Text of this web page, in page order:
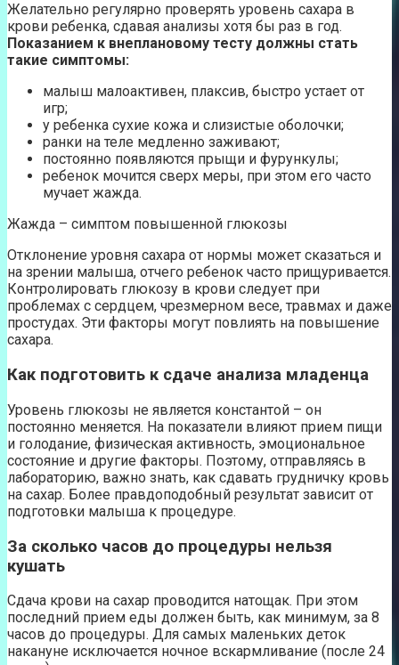
Желательно регулярно проверять уровень сахара в
крови ребенка, сдавая анализы хотя бы раз в год.
Показанием к внеплановому тесту должны стать
такие симптомы:
малыш малоактивен, плаксив, быстро устает от
игр;
у ребенка сухие кожа и слизистые оболочки;
ранки на теле медленно заживают;
постоянно появляются прыщи и фурункулы;
ребенок мочится сверх меры, при этом его часто
мучает жажда.
Жажда – симптом повышенной глюкозы
Отклонение уровня сахара от нормы может сказаться и
на зрении малыша, отчего ребенок часто прищуривается.
Контролировать глюкозу в крови следует при
проблемах с сердцем, чрезмерном весе, травмах и даже
простудах. Эти факторы могут повлиять на повышение
сахара.
Как подготовить к сдаче анализа младенца
Уровень глюкозы не является константой – он
постоянно меняется. На показатели влияют прием пищи
и голодание, физическая активность, эмоциональное
состояние и другие факторы. Поэтому, отправляясь в
лабораторию, важно знать, как сдавать грудничку кровь
на сахар. Более правдоподобный результат зависит от
подготовки малыша к процедуре.
За сколько часов до процедуры нельзя
кушать
Сдача крови на сахар проводится натощак. При этом
последний прием еды должен быть, как минимум, за 8
часов до процедуры. Для самых маленьких деток
накануне исключается ночное вскармливание (после 24